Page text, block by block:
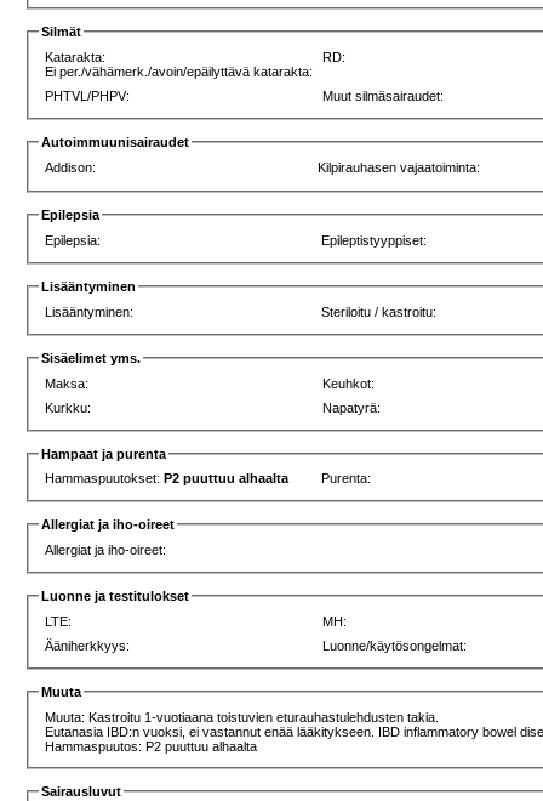
Silmät
Katarakta:
Ei per./vähämerk./avoin/epäilyttävä katarakta:
RD:
PHTVL/PHPV: Muut silmäsairaudet:
Autoimmuunisairaudet
Addison:
Kilpirauhasen vajaatoiminta:
Epilepsia
Epilepsia:
Epileptistyyppiset:
Lisääntyminen
Lisääntyminen:
Steriloitu / kastroitu:
Sisäelimet yms.
Maksa:
Keuhkot:
Kurkku:
Napatyrä:
Hampaat ja purenta
Hammaspuutokset: P2 puuttuu alhaalta Purenta:
Allergiat ja iho-oireet
Allergiat ja iho-oireet:
Luonne ja testitulokset
LTE:
MH:
Ääniherkkyys:
Luonne/käytösongelmat:
Muuta
Muuta: Kastroitu 1-vuotiaana toistuvien eturauhastulehdusten takia.
Eutanasia IBD:n vuoksi, ei vastannut enää lääkitykseen. IBD inflammatory bowel
Hammaspuutos: P2 puuttuu alhaalta
Sairausluvut